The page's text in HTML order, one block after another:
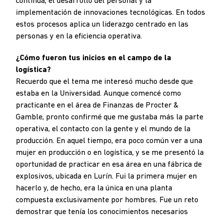
implementación de innovaciones tecnológicas. En todos
estos procesos aplica un liderazgo centrado en las
personas y en la eficiencia operativa.
¿Cómo fueron tus inicios en el campo de la
logística?
Recuerdo que el tema me interesó mucho desde que
estaba en la Universidad. Aunque comencé como
practicante en el área de Finanzas de Procter &
Gamble, pronto confirmé que me gustaba más la parte
operativa, el contacto con la gente y el mundo de la
producción. En aquel tiempo, era poco común ver a una
mujer en producción o en logística, y se me presentó la
oportunidad de practicar en esa área en una fábrica de
explosivos, ubicada en Lurín. Fui la primera mujer en
hacerlo y, de hecho, era la única en una planta
compuesta exclusivamente por hombres. Fue un reto
demostrar que tenía los conocimientos necesarios